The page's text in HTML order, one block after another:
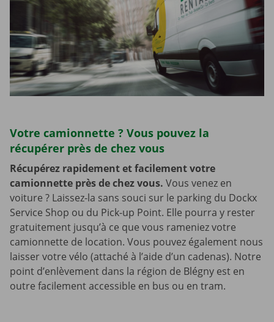
Votre camionnette ? Vous pouvez la
récupérer près de chez vous
Récupérez rapidement et facilement votre
camionnette près de chez vous. Vous venez en
voiture ? Laissez-la sans souci sur le parking du Dockx
Service Shop ou du Pick-up Point. Elle pourra y rester
gratuitement jusqu’à ce que vous rameniez votre
camionnette de location. Vous pouvez également nous
laisser votre vélo (attaché à l’aide d’un cadenas). Notre
point d’enlèvement dans la région de Blégny est en
outre facilement accessible en bus ou en tram.